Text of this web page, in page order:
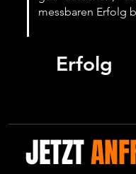
messbaren Erfolg
Erfolg
JETZT